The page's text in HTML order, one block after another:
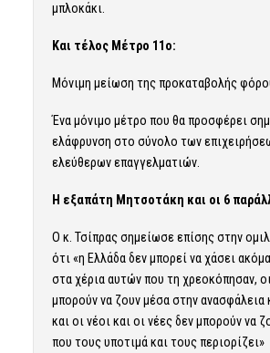
μπλοκάκι.
Και τέλος Μέτρο 11ο:
Μόνιμη μείωση της προκαταβολής
Ένα μόνιμο μέτρο που θα προσφέρει
ελάφρυνση στο σύνολο των
ελεύθερων επαγγελματιών.
Η εξαπάτη Μητσοτάκη και οι 6
Ο κ. Τσίπρας σημείωσε επίσης στην
ότι «η Ελλάδα δεν μπορεί να χάσει
στα χέρια αυτών που τη χρεοκόπησαν,
μπορούν να ζουν μέσα στην ανασφάλεια
και οι νέοι και οι νέες δεν μπορούν να
που τους υποτιμά και τους περιορίζει»